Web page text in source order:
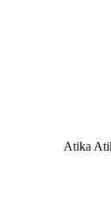
Atika